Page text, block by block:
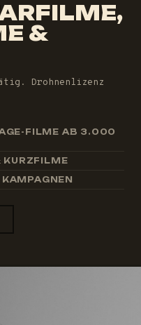
&
Drohnenlizenz
FILME AB 3.000
KURZFILME